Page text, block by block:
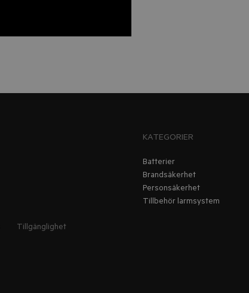
Tillgänglighet
KATEGORIER
Batterier
Brandsäkerhet
Personsäkerhet
Tillbehör larmsystem